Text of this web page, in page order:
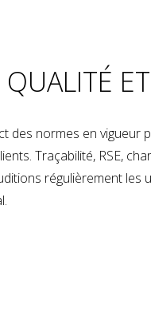
des normes en vigueur
Traçabilité, RSE,
régulièrement les